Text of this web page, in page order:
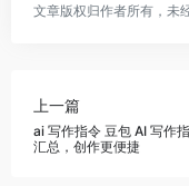
文章版权归作者所有，未
上一篇
ai 写作指令 豆包 AI 写作
汇总，创作更便捷